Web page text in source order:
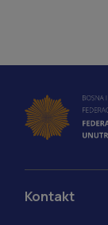
Kontakt